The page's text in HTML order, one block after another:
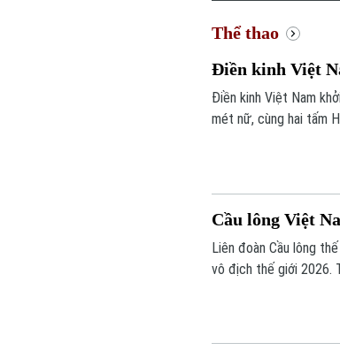
Thể thao
Điền kinh Việt
Điền kinh Việt Nam
mét nữ, cùng hai tấm
Cầu lông Việt
Liên đoàn Cầu lông
vô địch thế giới 2026.